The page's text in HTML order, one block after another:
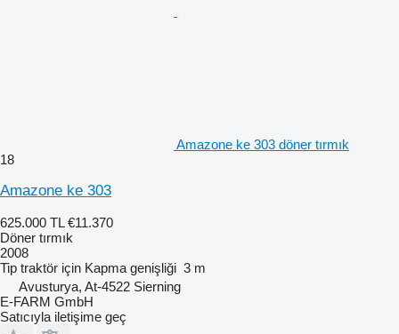
Amazone ke 303 döner tırmık
18
Amazone ke 303
625.000 TL €11.370
Döner tırmık
2008
Tip traktör için Kapma genişliği 3 m
Avusturya, At-4522 Sierning
E-FARM GmbH
Satıcıyla iletişime geç